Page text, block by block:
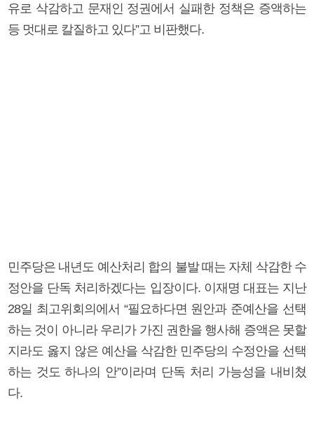
유로 삭감하고 문재인 정권에서 실패한 정책은 증액하는
등 멋대로 칼질하고 있다”고 비판했다.
민주당은 내년도 예산처리 합의 불발 때는 자체 삭감한 수
정안을 단독 처리하겠다는 입장이다. 이재명 대표는 지난
28일 최고위회의에서 “필요하다면 원안과 준예산을 선택
하는 것이 아니라 우리가 가진 권한을 행사해 증액은 못할
지라도 옳지 않은 예산을 삭감한 민주당의 수정안을 선택
하는 것도 하나의 안”이라며 단독 처리 가능성을 내비쳤
다.